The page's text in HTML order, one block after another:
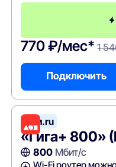
770 ₽/мес* 1
Подключить
Дом.ru
«Гига+ 800»
800Мбит/с